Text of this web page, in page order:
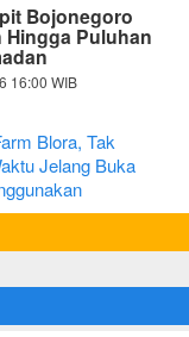
Bojonegoro
Hingga Puluhan
16:00 WIB
Blora, Tak
Jelang Buka